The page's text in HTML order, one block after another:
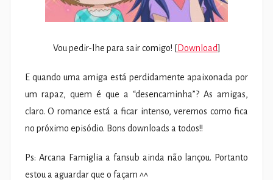
Vou pedir-lhe para sair comigo! [Download]
E quando uma amiga está perdidamente apaixonada por
um rapaz, quem é que a “desencaminha”? As amigas,
claro. O romance está a ficar intenso, veremos como fica
no próximo episódio. Bons downloads a todos!!
Ps: Arcana Famiglia a fansub ainda não lançou. Portanto
estou a aguardar que o façam ^^